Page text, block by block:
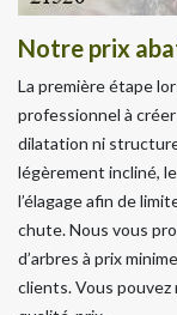
Notre prix
La première étape
professionnel à
dilatation ni
légèrement incliné,
l’élagage afin de
chute. Nous vous
d’arbres à prix
clients. Vous